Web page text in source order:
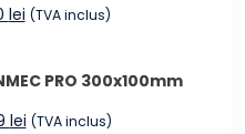
la
leiPrețul
59,00 lei.
(TVA inclus)
PRO 300x100mm
leiPrețul
(TVA inclus)